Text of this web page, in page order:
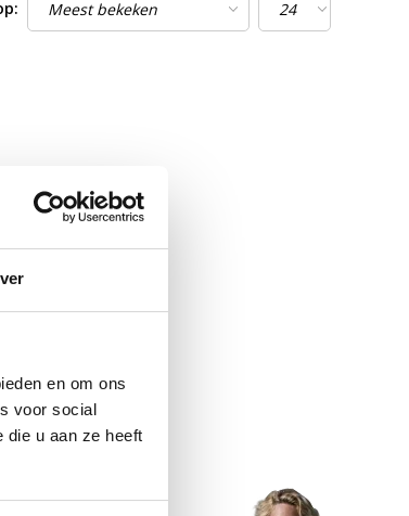
en om ons
voor social
die u aan ze heeft